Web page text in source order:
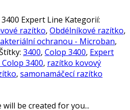
Expert Line Kategorií:
razítko, Obdélníkové razítko,
ochranou - Microban,
3400, Colop 3400, Expert
3400, razítko kovový
, samonamáčecí razítko
be created for you...